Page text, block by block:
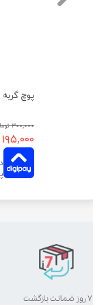
۳۰۰,۰۰۰ تومان
۱۹۵,۰۰۰ تومان
۷ روز ضمانت بازگشت